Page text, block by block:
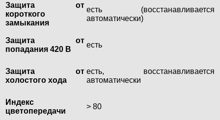
Защита от
короткого
замыкания
есть (восстанавливается
автоматически)
Защита от
попадания 420 В
есть
Защита от
холостого хода
есть, восстанавливается
автоматически
Индекс
цветопередачи
> 80